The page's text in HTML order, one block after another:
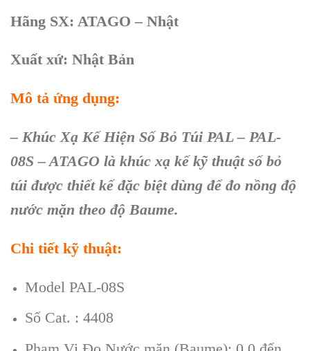
Hãng SX: ATAGO – Nhật
Xuất xứ: Nhật Bản
Mô tả ứng dụng:
– Khúc Xạ Kế Hiện Số Bỏ Túi PAL – PAL-
08S – ATAGO là khúc xạ kế kỹ thuật số bỏ
túi được thiết kế đặc biệt dùng để đo nồng độ
nước mặn theo độ Baume.
Chi tiết kỹ thuật:
Model PAL-08S
Số Cat. : 4408